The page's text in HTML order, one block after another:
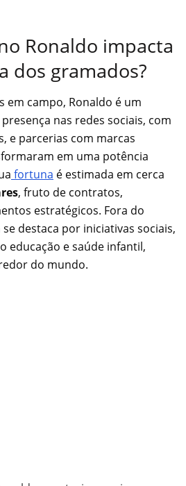
Ronaldo impacta
dos gramados?
em campo, Ronaldo é um
nas redes sociais, com
e parcerias com marcas
em uma potência
fortuna é estimada em cerca
, fruto de contratos,
estratégicos. Fora do
destaca por iniciativas sociais,
educação e saúde infantil,
do mundo.